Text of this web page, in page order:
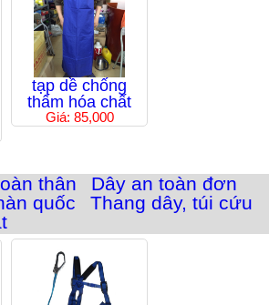
tạp dề chống
thấm hóa chất
Giá: 85,000
thân
Dây an toàn đơn
quốc
Thang dây, túi cứu